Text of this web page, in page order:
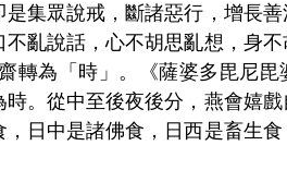
集眾說戒，斷諸惡行，增長
亂說話，心不胡思亂想，身
轉為「時」。《薩婆多毘尼毘
。從中至後夜後分，燕會嬉
日中是諸佛食，日西是畜生